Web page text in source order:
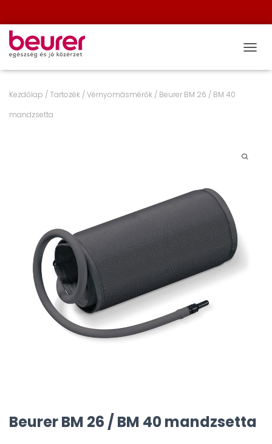
Kezdőlap / Tartozék /Vérnyomásmérők / Beurer BM 26 / BM 40
mandzsetta
Beurer BM 26 / BM 40 mandzsetta